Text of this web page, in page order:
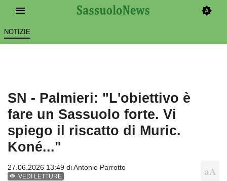
NOTIZIE
SN - Palmieri: "L'obiettivo è
fare un Sassuolo forte. Vi
spiego il riscatto di Muric.
Koné..."
27.06.2026 13:49 diAntonio Parrotto
VEDI LETTURE